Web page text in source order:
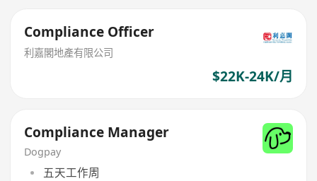
Compliance Officer
利嘉閣地產有限公司
$22K-24K/月
Compliance Manager
Dogpay
五天工作周